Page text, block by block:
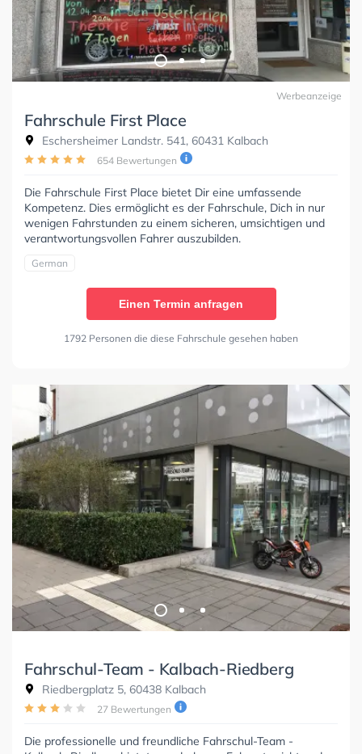
Werbeanzeige
Fahrschule First Place
Eschersheimer Landstr. 541, 60431 Kalbach
654 Bewertungen
Die Fahrschule First Place bietet Dir eine umfassende
Kompetenz. Dies ermöglicht es der Fahrschule, Dich in nur
wenigen Fahrstunden zu einem sicheren, umsichtigen und
verantwortungsvollen Fahrer auszubilden.
German
Einen Termin anfragen
1792 Personen die diese Fahrschule gesehen haben
Fahrschul-Team - Kalbach-Riedberg
Riedbergplatz 5, 60438 Kalbach
27 Bewertungen
Die professionelle und freundliche Fahrschul-Team -